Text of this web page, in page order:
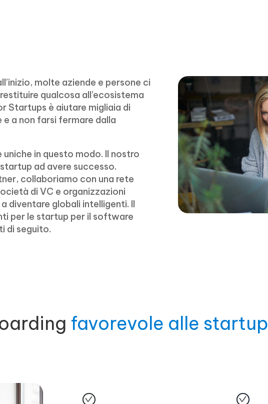
molte aziende e persone ci
qualcosa all’ecosistema
Startups è aiutare migliaia di
a non farsi fermare dalla
in questo modo. Il nostro
ad avere successo.
collaboriamo con una rete
di VC e organizzazioni
diventare globali intelligenti. Il
per le startup per il software
di seguito.
favorevole alle startup